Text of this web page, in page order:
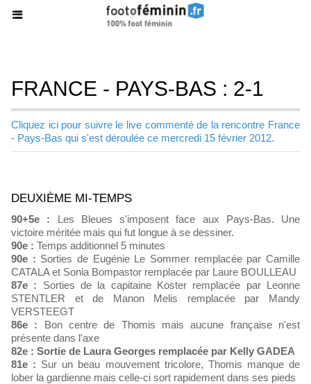
FRANCE - PAYS-BAS : 2-1
Cliquez ici pour suivre le live commenté de la rencontre France
- Pays-Bas qui s'est déroulée ce mercredi 15 février 2012.
DEUXIÈME MI-TEMPS
90+5e : Les Bleues s'imposent face aux Pays-Bas. Une
victoire méritée mais qui fut longue à se dessiner.
90e : Temps additionnel 5 minutes
90e : Sorties de Eugénie Le Sommer remplacée par Camille
CATALA et Sonia Bompastor remplacée par Laure BOULLEAU
87e : Sorties de la capitaine Koster remplacée par Leonne
STENTLER et de Manon Melis remplacée par Mandy
VERSTEEGT
86e : Bon centre de Thomis mais aucune française n'est
présente dans l'axe
82e : Sortie de Laura Georges remplacée par Kelly GADEA
81e : Sur un beau mouvement tricolore, Thomis manque de
lober la gardienne mais celle-ci sort rapidement dans ses pieds